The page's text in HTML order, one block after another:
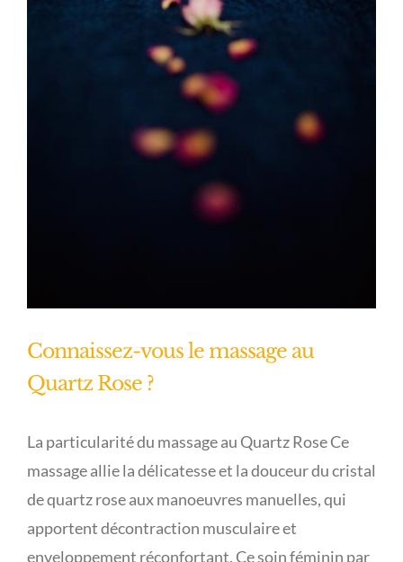
Connaissez-vous le massage au
Quartz Rose ?
La particularité du massage au Quartz Rose Ce
massage allie la délicatesse et la douceur du cristal
de quartz rose aux manoeuvres manuelles, qui
apportent décontraction musculaire et
enveloppement réconfortant. Ce soin féminin par